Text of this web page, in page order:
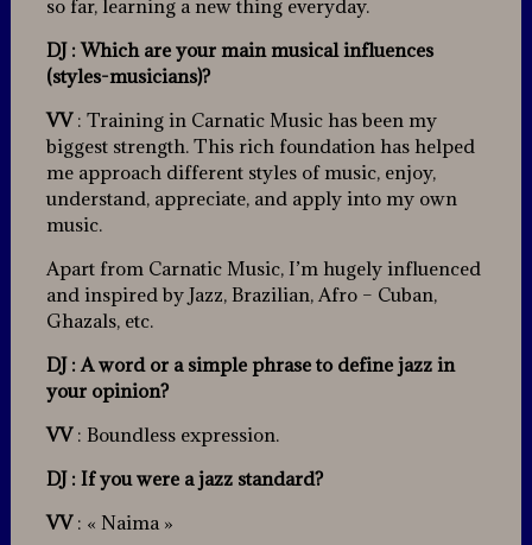
so far, learning a new thing everyday.
DJ : Which are your main musical influences
(styles-musicians)?
VV: Training in Carnatic Music has been my
biggest strength. This rich foundation has helped
me approach different styles of music, enjoy,
understand, appreciate, and apply into my own
music.
Apart from Carnatic Music, I’m hugely influenced
and inspired by Jazz, Brazilian, Afro – Cuban,
Ghazals, etc.
DJ : A word or a simple phrase to define jazz in
your opinion?
VV: Boundless expression.
DJ : If you were a jazz standard?
VV: « Naima »